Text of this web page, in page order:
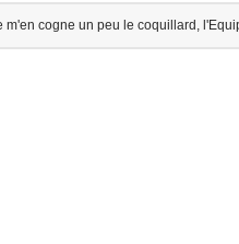
cogne un peu le coquillard,